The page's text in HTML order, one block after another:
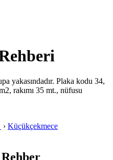
yakasındadır. Plaka kodu 34,
rakımı 35 mt., nüfusu
› Küçükçekmece